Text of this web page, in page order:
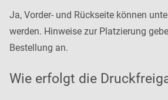
Ja, Vorder- und Rückseite können
werden. Hinweise zur Platzierung
Bestellung an.
Wie erfolgt die